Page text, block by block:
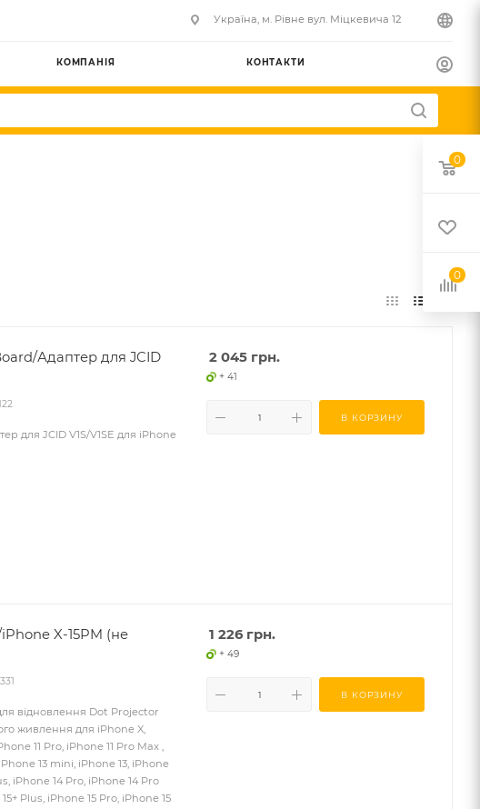
Українa, м. Рівне вул. Міцкевича 12
КОМПАНІЯ КОНТАКТИ
Адаптер для JCID
для JCID V1S/V1SE для iPhone
2 045 грн.
+ 41
В КОРЗИНУ
X-15PM (не
відновлення Dot Projector
живлення для iPhone X,
11 Pro, iPhone 11 Pro Max ,
13 mini, iPhone 13, iPhone
iPhone 14 Pro, iPhone 14 Pro
Plus, iPhone 15 Pro, iPhone 15
1 226 грн.
+ 49
В КОРЗИНУ
0
0